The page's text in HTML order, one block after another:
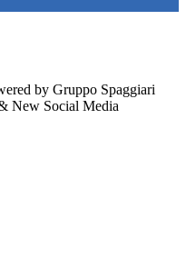
by Gruppo Spaggiari
New Social Media